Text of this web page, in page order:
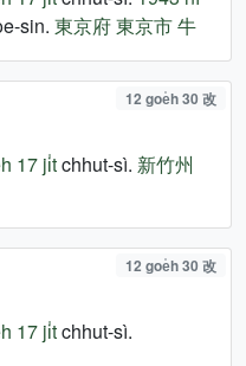
sin. 東京府東京市牛
12 goe̍h 30 改
17 ji̍tchhut-sì. 新竹州
12 goe̍h 30 改
17 ji̍tchhut-sì.